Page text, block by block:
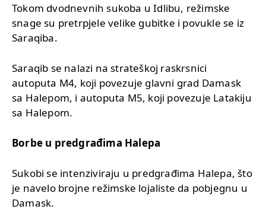
Tokom dvodnevnih sukoba u Idlibu, režimske
snage su pretrpjele velike gubitke i povukle se iz
Saraqiba.
Saraqib se nalazi na strateškoj raskrsnici
autoputa M4, koji povezuje glavni grad Damask
sa Halepom, i autoputa M5, koji povezuje Latakiju
sa Halepom.
Borbe u predgrađima Halepa
Sukobi se intenziviraju u predgrađima Halepa, što
je navelo brojne režimske lojaliste da pobjegnu u
Damask.